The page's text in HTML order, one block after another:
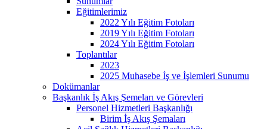
Eğitimlerimiz
2022 Yılı Eğitim Fotoları
2019 Yılı Eğitim Fotoları
2024 Yılı Eğitim Fotoları
Toplantılar
2023
2025 Muhasebe İş ve İşlemleri Sunumu
Dokümanlar
Başkanlık İş Akış Şemeları ve Görevleri
Personel Hizmetleri Başkanlığı
Birim İş Akış Şemaları